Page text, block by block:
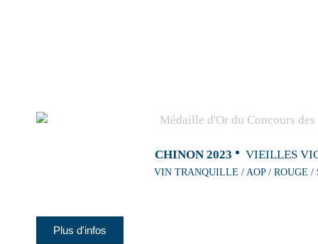
CHINON 2023 VIEILLES
VIN TRANQUILLE / AOP / ROUGE /
Plus d'infos